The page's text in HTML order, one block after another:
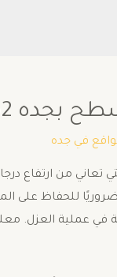
في جده
تعاني من ارتفاع
للحفاظ على
في عملية